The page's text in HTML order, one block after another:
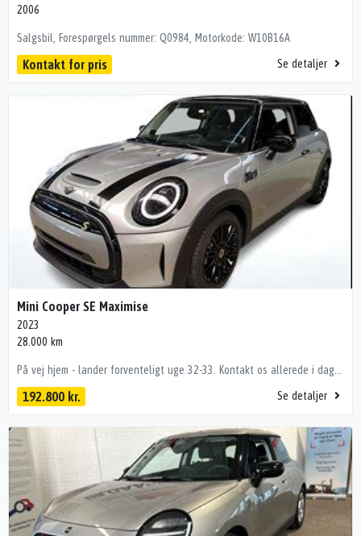
2006
Salgsbil, Forespørgels nummer: Q0984, Motorkode: W10B16A
Kontakt for pris Se detaljer
Mini Cooper SE Maximise
2023
28.000 km
192.800 kr. Se detaljer